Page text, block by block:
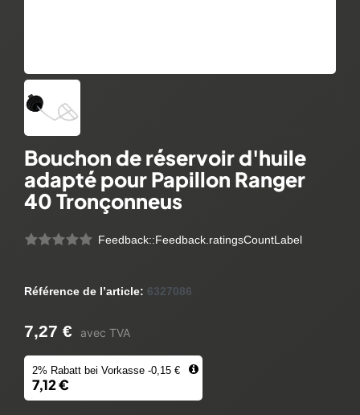
Bouchon de réservoir d'huile
adapté pour Papillon Ranger
40 Tronçonneus
Feedback::Feedback.ratingsCountLabel
Référence de l’article: 6327086
7,27 € avec TVA
2% Rabatt bei Vorkasse -0,15 €
7,12 €